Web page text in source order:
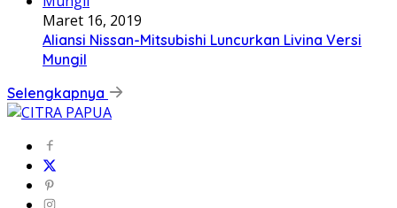
Maret 16, 2019
Aliansi Nissan-Mitsubishi Luncurkan Livina Versi
Mungil
Selengkapnya